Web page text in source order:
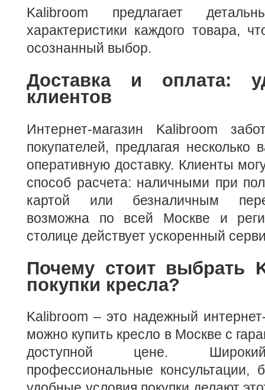
Kalibroom предлагает
характеристики каждого товара,
осознанный выбор.
Доставка и оплата:
клиентов
Интернет-магазин Kalibroom
покупателей, предлагая несколько
оперативную доставку. Клиенты
способ расчета: наличными при
картой или безналичным
возможна по всей Москве и
столице действует ускоренный
Почему стоит выбрать
покупки кресла?
Kalibroom – это надежный
можно купить кресло в Москве с
доступной цене.
профессиональные консультации,